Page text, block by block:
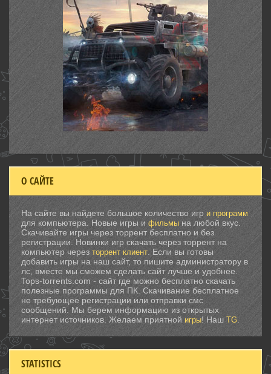
О САЙТЕ
На сайте вы найдете большое количество игр и программ
для компьютера. Новые игры и фильмы на любой вкус.
Скачивайте игры через торрент бесплатно и без
регистрации. Новинки игр скачать через торрент на
компьютер через торрент клиент . Если вы готовы
добавить игры на наш сайт, то пишите администратору в
лс, вместе мы сможем сделать сайт лучше и удобнее.
Tops-torrents.com - сайт где можно бесплатно скачать
полезные программы для ПК. Скачивание бесплатное
не требующее регистрации или отправки смс
сообщений. Мы берем информацию из открытых
интернет источников. Желаем приятной игры! Наш TG
STATISTICS